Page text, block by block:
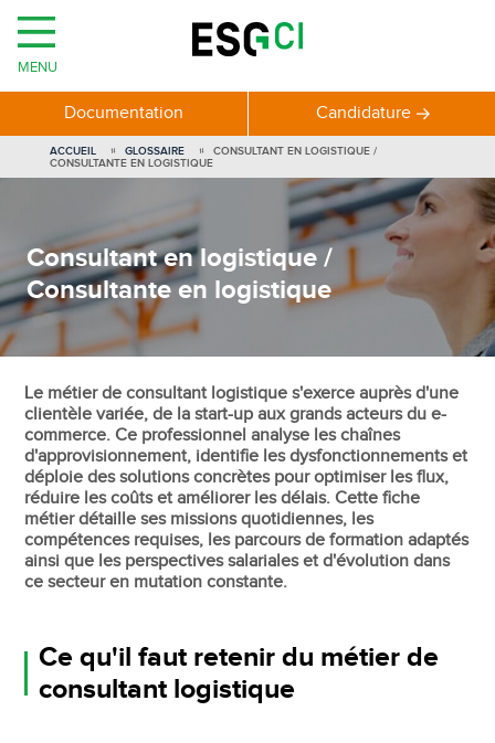
Consultant en logistique /
Consultante en logistique
ACCUEIL GLOSSAIRE
CONSULTANT EN LOGISTIQUE /
CONSULTANTE EN LOGISTIQUE
Le métier de consultant logistique s'exerce auprès d'une
clientèle variée, de la start-up aux grands acteurs du e-
commerce. Ce professionnel analyse les chaînes
d'approvisionnement, identifie les dysfonctionnements et
déploie des solutions concrètes pour optimiser les flux,
réduire les coûts et améliorer les délais. Cette fiche
métier détaille ses missions quotidiennes, les
compétences requises, les parcours de formation adaptés
ainsi que les perspectives salariales et d'évolution dans
ce secteur en mutation constante.
Ce qu'il faut retenir du métier de
consultant logistique
MENU
Documentation Candidature